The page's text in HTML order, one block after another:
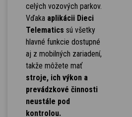
celých vozových parkov.
Vďaka aplikácii Dieci
Telematics sú všetky
hlavné funkcie dostupné
aj z mobilných zariadení,
takže môžete mať
stroje, ich výkon a
prevádzkové činnosti
neustále pod
kontrolou.